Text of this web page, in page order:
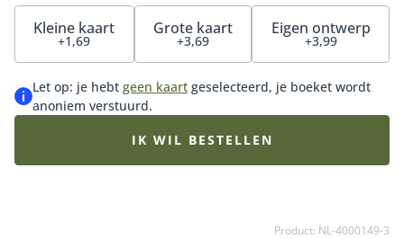
voor een lach op je gezicht. In combinatie met onze
hoogwaardige glasvaas van stevig gerecycled glas is
Kleine kaart
+1,69
Grote kaart
+3,69
Eigen ontwerp
+3,99
Let op: je hebt geen kaart geselecteerd, je boeket wordt
anoniem verstuurd.
IK WIL BESTELLEN
Product: NL-4000149-3